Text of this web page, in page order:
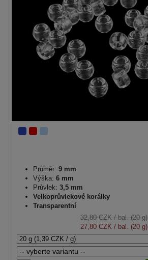
Průměr: 9 mm
Výška: 6 mm
Průvlek: 3,5 mm
Velkoprůvlekové korálky
Transparentní
32,80 CZK/ bal. (20 g)
27,80 CZK / bal. (20 g)